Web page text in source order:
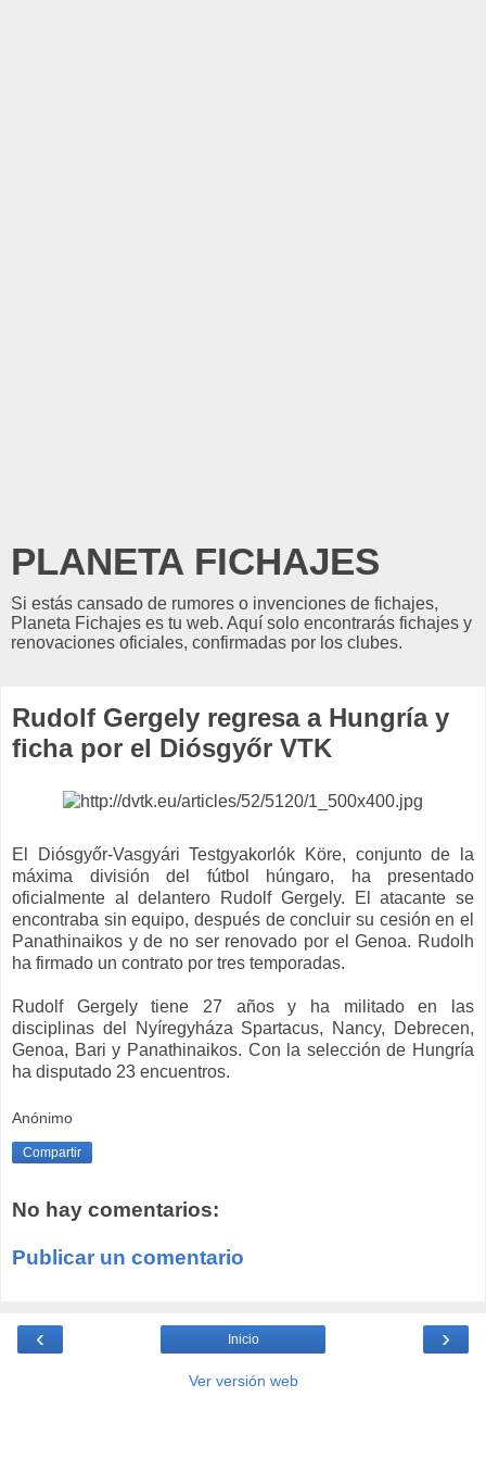
PLANETA FICHAJES
Si estás cansado de rumores o invenciones de fichajes,
Planeta Fichajes es tu web. Aquí solo encontrarás fichajes y
renovaciones oficiales, confirmadas por los clubes.
Rudolf Gergely regresa a Hungría y
ficha por el Diósgyőr VTK
El Diósgyőr-Vasgyári Testgyakorlók Köre, conjunto de la
máxima división del fútbol húngaro, ha presentado
oficialmente al delantero Rudolf Gergely. El atacante se
encontraba sin equipo, después de concluir su cesión en el
Panathinaikos y de no ser renovado por el Genoa. Rudolh
ha firmado un contrato por tres temporadas.
Rudolf Gergely tiene 27 años y ha militado en las
disciplinas del Nyíregyháza Spartacus, Nancy, Debrecen,
Genoa, Bari y Panathinaikos. Con la selección de Hungría
ha disputado 23 encuentros.
Anónimo
Compartir
No hay comentarios:
Publicar un comentario
‹ ›
Inicio
Ver versión web